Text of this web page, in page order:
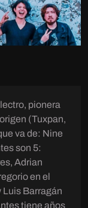
pionera
de: Nine
son 5:
en el